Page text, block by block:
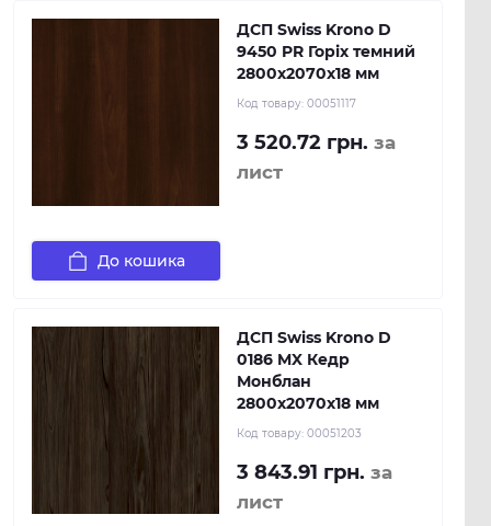
ДСП Swiss Krono D
9450 PR Горіх темний
2800х2070х18 мм
Код товару: 00051117
3 520.72 грн. за
лист
До кошика
ДСП Swiss Krono D
0186 MX Кедр
Монблан
2800х2070х18 мм
Код товару: 00051203
3 843.91 грн. за
лист